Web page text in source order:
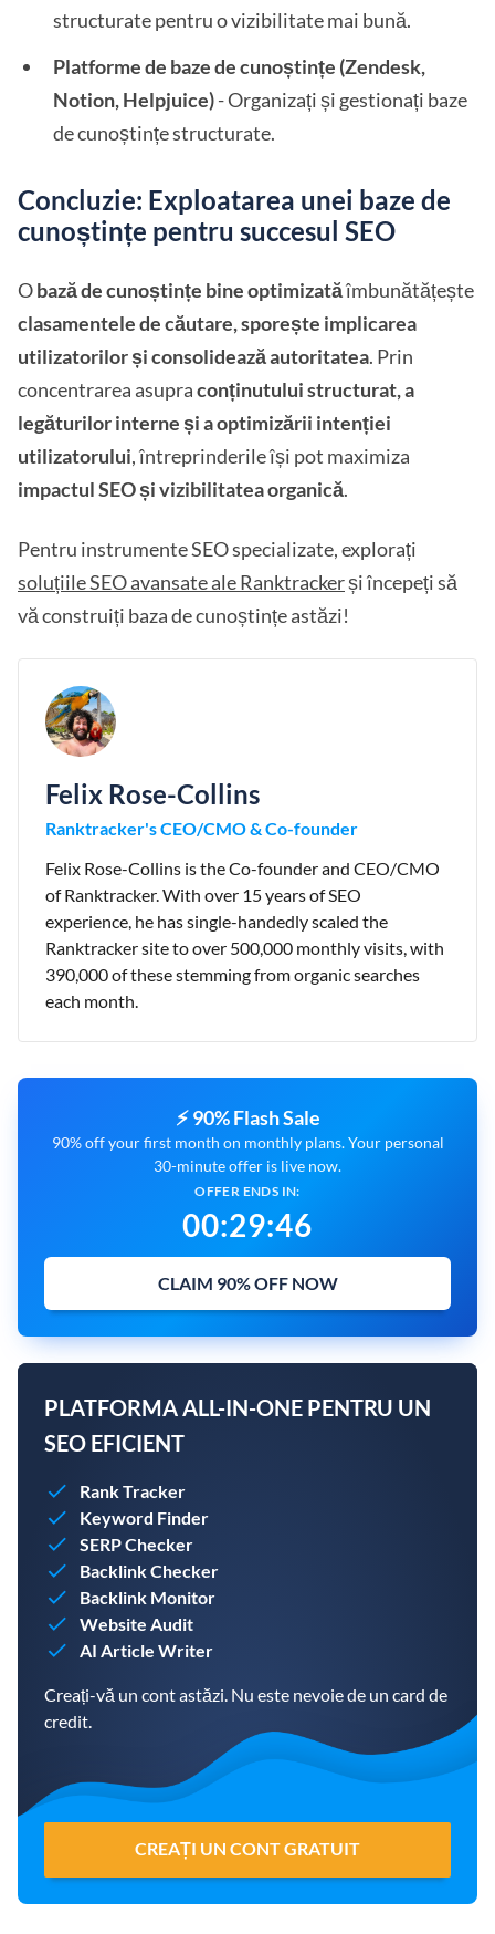
structurate pentru o vizibilitate mai bună.
Platforme de baze de cunoștințe (Zendesk,
Notion, Helpjuice)- Organizați și gestionați baze
de cunoștințe structurate.
Concluzie: Exploatarea unei baze de
cunoștințe pentru succesul SEO
Obază de cunoștințe bine optimizatăîmbunătățește
clasamentele de căutare, sporește implicarea
utilizatorilor și consolidează autoritatea. Prin
concentrarea asupraconținutului structurat, a
legăturilor interne și a optimizării intenției
utilizatorului, întreprinderile își pot maximiza
impactul SEO și vizibilitatea organică.
Pentru instrumente SEO specializate, explorați
soluțiile SEO avansate ale Ranktrackerși începeți să
vă construiți baza de cunoștințe astăzi!
Felix Rose-Collins
Ranktracker's CEO/CMO & Co-founder
Felix Rose-Collins is the Co-founder and CEO/CMO
of Ranktracker. With over 15 years of SEO
experience, he has single-handedly scaled the
Ranktracker site to over 500,000 monthly visits, with
390,000 of these stemming from organic searches
each month.
⚡ 90% Flash Sale
90% off your first month on monthly plans. Your personal
30-minute offer is live now.
OFFER ENDS IN:
00:29:45
CLAIM 90% OFF NOW
PLATFORMA ALL-IN-ONE PENTRU UN
SEO EFICIENT
Rank Tracker
Keyword Finder
SERP Checker
Backlink Checker
Backlink Monitor
Website Audit
AI Article Writer
Creați-vă un cont astăzi. Nu este nevoie de un card de
credit.
CREAȚI UN CONT GRATUIT